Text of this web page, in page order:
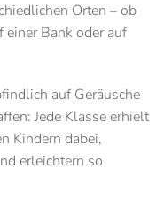
Orten – ob
einer Bank oder auf
auf Geräusche
Jede Klasse erhielt
Kindern dabei,
erleichtern so